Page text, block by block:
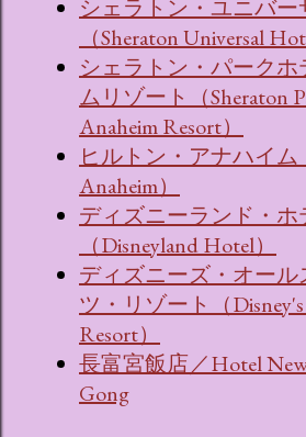
シェラトン・ユニバ
（Sheraton Universal
シェラトン・パークホ
ムリゾート（Sheraton
Anaheim Resort）
ヒルトン・アナハイ
Anaheim）
ディズニーランド・ホ
（Disneyland Hotel）
ディズニーズ・オー
ツ・リゾート（Disney's
Resort）
長富宮飯店／Hotel
Gong